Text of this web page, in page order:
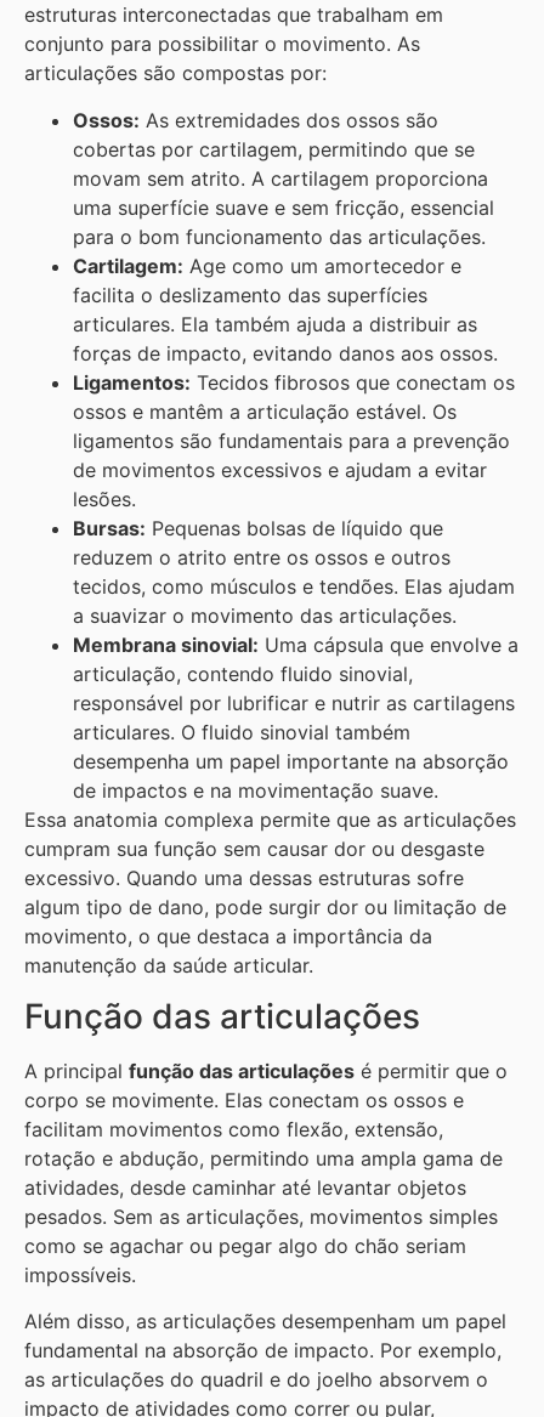
estruturas interconectadas que trabalham em
conjunto para possibilitar o movimento. As
articulações são compostas por:
Ossos: As extremidades dos ossos são
cobertas por cartilagem, permitindo que se
movam sem atrito. A cartilagem proporciona
uma superfície suave e sem fricção, essencial
para o bom funcionamento das articulações.
Cartilagem: Age como um amortecedor e
facilita o deslizamento das superfícies
articulares. Ela também ajuda a distribuir as
forças de impacto, evitando danos aos ossos.
Ligamentos: Tecidos fibrosos que conectam os
ossos e mantêm a articulação estável. Os
ligamentos são fundamentais para a prevenção
de movimentos excessivos e ajudam a evitar
lesões.
Bursas: Pequenas bolsas de líquido que
reduzem o atrito entre os ossos e outros
tecidos, como músculos e tendões. Elas ajudam
a suavizar o movimento das articulações.
Membrana sinovial: Uma cápsula que envolve a
articulação, contendo fluido sinovial,
responsável por lubrificar e nutrir as cartilagens
articulares. O fluido sinovial também
desempenha um papel importante na absorção
de impactos e na movimentação suave.
Essa anatomia complexa permite que as articulações
cumpram sua função sem causar dor ou desgaste
excessivo. Quando uma dessas estruturas sofre
algum tipo de dano, pode surgir dor ou limitação de
movimento, o que destaca a importância da
manutenção da saúde articular.
Função das articulações
A principal função das articulações é permitir que o
corpo se movimente. Elas conectam os ossos e
facilitam movimentos como flexão, extensão,
rotação e abdução, permitindo uma ampla gama de
atividades, desde caminhar até levantar objetos
pesados. Sem as articulações, movimentos simples
como se agachar ou pegar algo do chão seriam
impossíveis.
Além disso, as articulações desempenham um papel
fundamental na absorção de impacto. Por exemplo,
as articulações do quadril e do joelho absorvem o
impacto de atividades como correr ou pular,